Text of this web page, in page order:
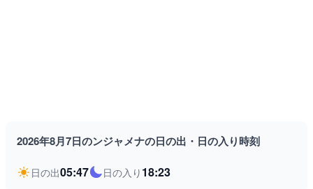
2026年8月7日のンジャメナの日の出・日の入り時刻
日の出05:47 日の入り 18:23